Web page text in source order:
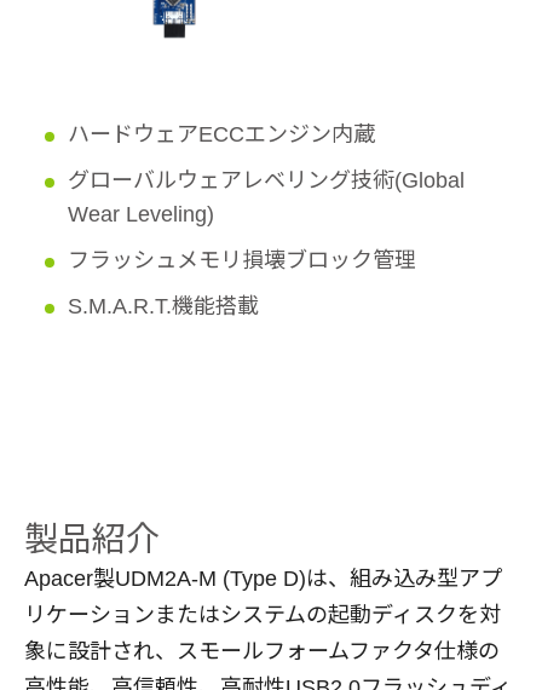
ハードウェアECCエンジン内蔵
グローバルウェアレベリング技術(Global
Wear Leveling)
フラッシュメモリ損壊ブロック管理
S.M.A.R.T.機能搭載
製品紹介
Apacer製UDM2A-M (Type D)は、組み込み型アプ
リケーションまたはシステムの起動ディスクを対
象に設計され、スモールフォームファクタ仕様の